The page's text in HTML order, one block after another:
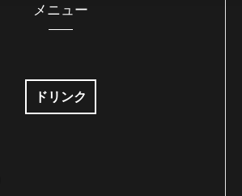
メニュー
ドリンク